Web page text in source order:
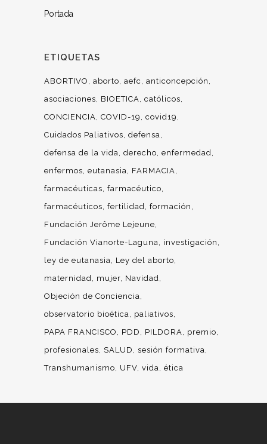
Portada
ETIQUETAS
ABORTIVO aborto aefc
anticoncepción
asociaciones
BIOETICA católicos
CONCIENCIA COVID-19
covid19
Cuidados Paliativos defensa
defensa de la vida derecho enfermedad
enfermos eutanasia
FARMACIA
farmacéuticas farmacéutico
farmacéuticos fertilidad formación
Fundación Jerôme Lejeune
Fundación Vianorte-Laguna
investigación
ley de eutanasia
Ley del aborto
maternidad
mujer Navidad
Objeción de Conciencia
observatorio bioética
paliativos
PAPA FRANCISCO
PDD PILDORA
premio
profesionales
SALUD
sesión formativa
Transhumanismo
UFV vida ética